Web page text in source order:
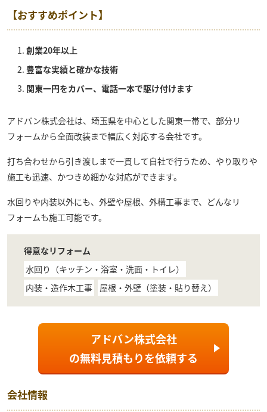
【おすすめポイント】
創業20年以上
豊富な実績と確かな技術
関東一円をカバー、電話一本で駆け付けます
アドバン株式会社は、埼玉県を中心とした関東一帯で、部分リ
フォームから全面改装まで幅広く対応する会社です。
打ち合わせから引き渡しまで一貫して自社で行うため、やり取りや
施工も迅速、かつきめ細かな対応ができます。
水回りや内装以外にも、外壁や屋根、外構工事まで、どんなリ
フォームも施工可能です。
得意なリフォーム
水回り（キッチン・浴室・洗面・トイレ）
内装・造作木工事
屋根・外壁（塗装・貼り替え）
アドバン株式会社
の無料見積もりを依頼する
会社情報